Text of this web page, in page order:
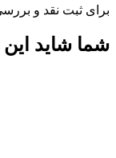
برای ثبت نقد و
شما شاید